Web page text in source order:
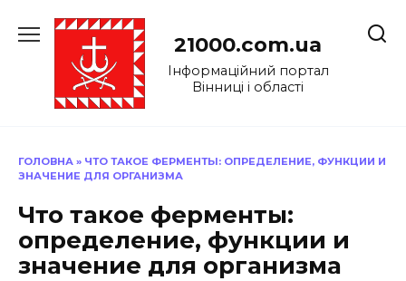
до
21000.com.ua
Інформаційний портал
Вінниці і області
ГОЛОВНА » ЧТО ТАКОЕ ФЕРМЕНТЫ: ОПРЕДЕЛЕНИЕ, ФУНКЦИИ И
ЗНАЧЕНИЕ ДЛЯ ОРГАНИЗМА
Что такое ферменты:
определение, функции и
значение для организма